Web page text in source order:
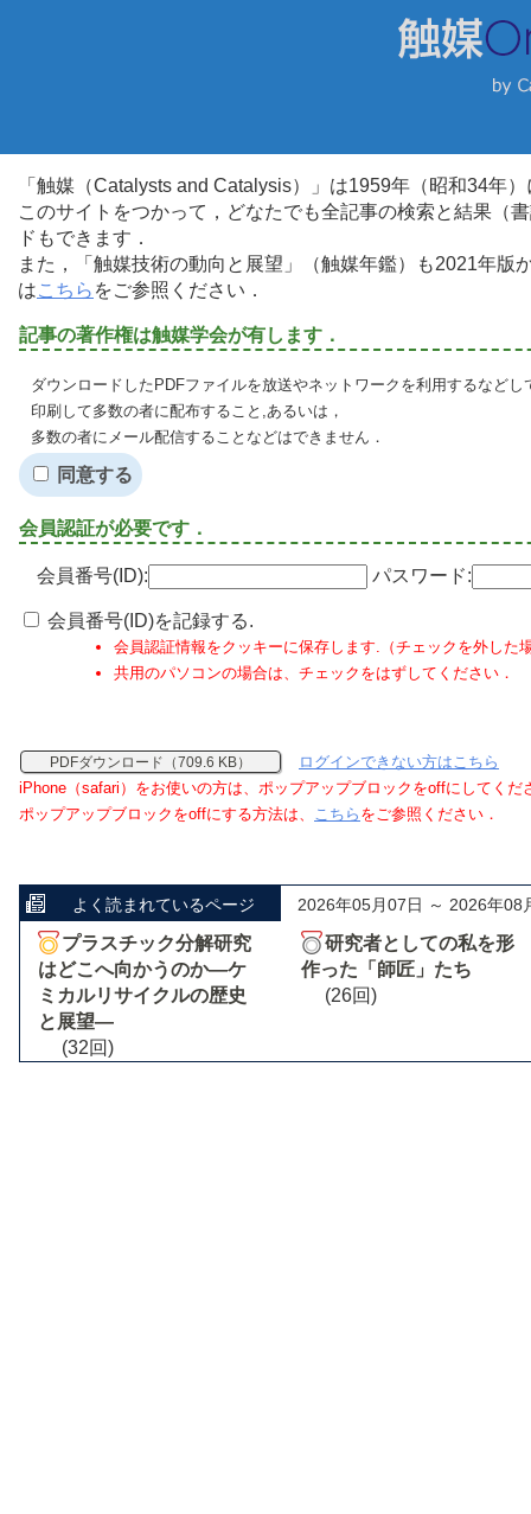
「触媒（Catalysts and Catalysis）」は1959年（昭和34年
このサイトをつかって，どなたでも全記事の検索と結果（
ドもできます．
また，「触媒技術の動向と展望」（触媒年鑑）も2021年
はこちら をご参照ください．
記事の著作権は触媒学会が有します．
ダウンロードしたPDFファイルを放送やネットワークを利用するなど
印刷して多数の者に配布すること,あるいは，
多数の者にメール配信することなどはできません．
同意する
会員認証が必要です．
会員番号(ID): パスワード:
会員番号(ID)を記録する.
会員認証情報をクッキーに保存します.（チェックを外した
共用のパソコンの場合は、チェックをはずしてください．
PDFダウンロード（709.6 KB）
ログインできない方はこちら
iPhone（safari）をお使いの方は、ポップアップブロックをoffにしてくだ
ポップアップブロックをoffにする方法は、 こちら をご参照ください．
よく読まれているページ 2026年05月07日 ～ 2026年08
プラスチック分解研究
はどこへ向かうのか―ケ
ミカルリサイクルの歴史
と展望―
(32回)
研究者としての私を形
作った「師匠」たち
(26回)